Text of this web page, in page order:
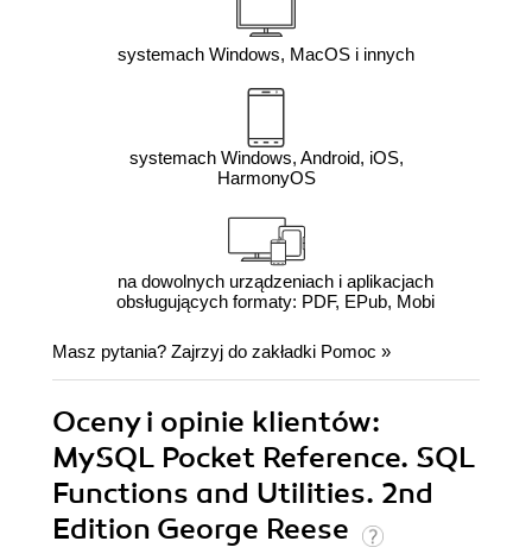
systemach Windows, MacOS i innych
systemach Windows, Android, iOS,
HarmonyOS
na dowolnych urządzeniach i aplikacjach
obsługujących formaty: PDF, EPub, Mobi
Masz pytania? Zajrzyj do zakładki Pomoc »
Oceny i opinie klientów:
MySQL Pocket Reference. SQL
Functions and Utilities. 2nd
Edition George Reese